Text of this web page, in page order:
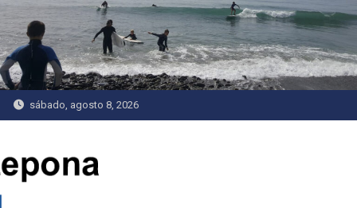
Saltar
al
contenido
sábado, agosto 8, 2026